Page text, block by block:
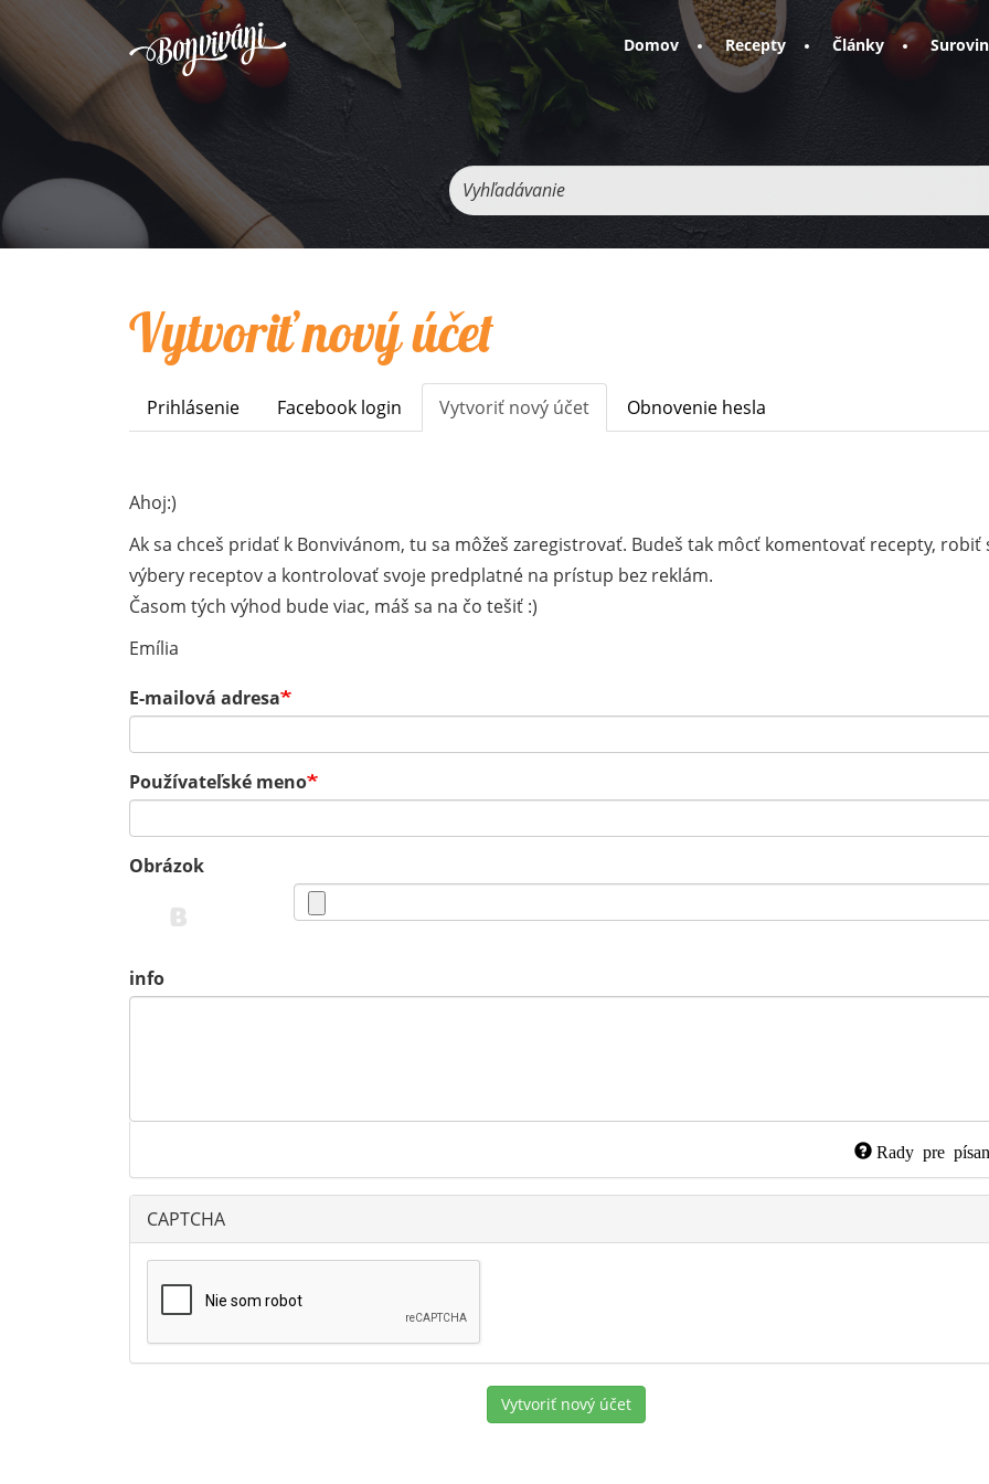
Domov Recepty Články
Vyhľadávanie
Vytvoriť nový účet
Primary
Prihlásenie Facebook login Vytvoriť nový účet (aktívna
karta)
Obnovenie hesla
Ahoj:)
Ak sa chceš pridať k Bonvivánom, tu sa môžeš zaregistrovať. Budeš tak môcť komentovať recepty, robiť
výbery receptov a kontrolovať svoje predplatné na prístup bez reklám.
Časom tých výhod bude viac, máš sa na čo tešiť :)
Emília
E-mailová adresa
Používateľské meno
Obrázok
info
Rady pre
CAPTCHA
Vytvoriť nový účet